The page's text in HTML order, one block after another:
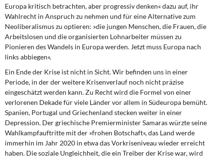
Europa kritisch betrachten, aber progressiv denken« dazu auf, ihr
Wahlrecht in Anspruch zu nehmen und für eine Alternative zum
Neoliberalismus zu optieren: »die jungen Menschen, die Frauen, die
Arbeitslosen und die organisierten Lohnarbeiter müssen zu
Pionieren des Wandels in Europa werden. Jetzt muss Europa nach
links abbiegen«.
Ein Ende der Krise ist nicht in Sicht. Wir befinden uns in einer
Periode, in der der weitere Krisenverlauf noch nicht präzise
eingeschätzt werden kann. Zu Recht wird die Formel von einer
verlorenen Dekade für viele Länder vor allem in Südeuropa bemüht.
Spanien, Portugal und Griechenland stecken weiter in einer
Depression. Der griechische Premierminister Samaras würzte seine
Wahlkampfauftritte mit der »frohen Botschaft«, das Land werde
immerhin im Jahr 2020 in etwa das Vorkriseniveau wieder erreicht
haben. Die soziale Ungleichheit, die ein Treiber der Krise war, wird